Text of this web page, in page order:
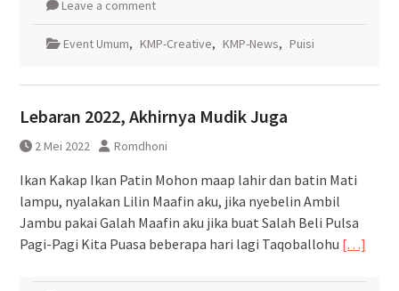
Leave a comment
Event Umum, KMP-Creative, KMP-News, Puisi
Lebaran 2022, Akhirnya Mudik Juga
2 Mei 2022 Romdhoni
Ikan Kakap Ikan Patin Mohon maap lahir dan batin Mati
lampu, nyalakan Lilin Maafin aku, jika nyebelin Ambil
Jambu pakai Galah Maafin aku jika buat Salah Beli Pulsa
Pagi-Pagi Kita Puasa beberapa hari lagi Taqoballohu […]